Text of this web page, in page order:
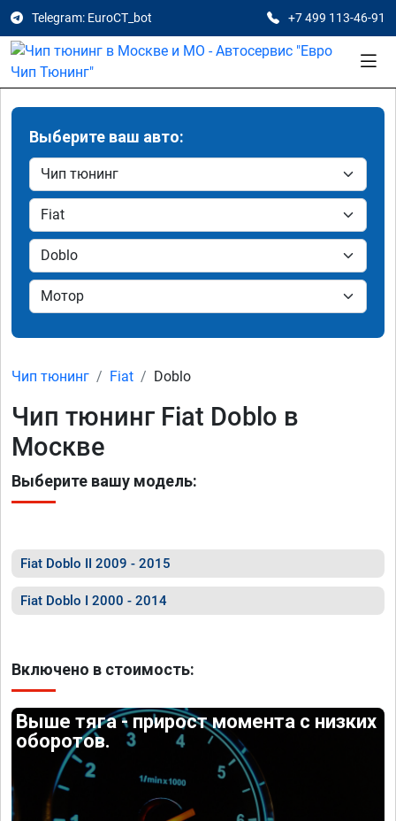
Telegram: EuroCT_bot +7 499 113-46-91
Выберите ваш авто:
Чип тюнинг Fiat Doblo
Чип тюнинг Fiat Doblo в
Москве
Выберите вашу модель:
Fiat Doblo II 2009 - 2015
Fiat Doblo I 2000 - 2014
Включено в стоимость:
Выше тяга - прирост момента с низких
оборотов.